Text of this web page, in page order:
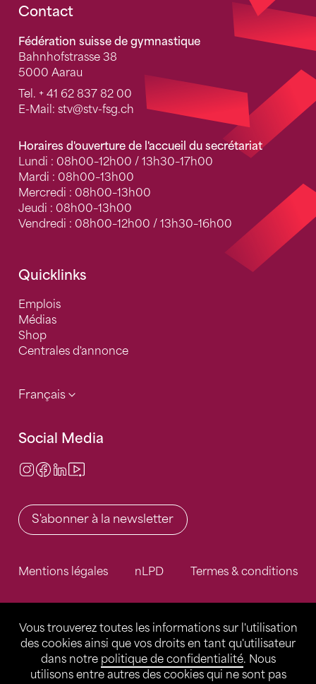
Vous trouverez toutes les informations sur l'utilisation
des cookies ainsi que vos droits en tant qu'utilisateur
dans notre politique de confidentialité. Nous
utilisons entre autres des cookies qui ne sont pas
Fusszeile
Contact
Fédération suisse de gymnastique
Bahnhofstrasse 38
5000 Aarau
Tel. + 41 62 837 82 00
E-Mail: stv@stv-fsg.ch
Horaires d'ouverture de l'accueil du secrétariat
Lundi : 08h00–12h00 / 13h30–17h00
Mardi : 08h00–13h00
Mercredi : 08h00–13h00
Jeudi : 08h00–13h00
Vendredi : 08h00–12h00 / 13h30–16h00
Quicklinks
Emplois
Médias
Shop
Centrales d'annonce
Français
Social Media
Instagram
Facebook
LinkedIn
S'abonner à la newsletter
Mentions légales nLPD Termes & conditions